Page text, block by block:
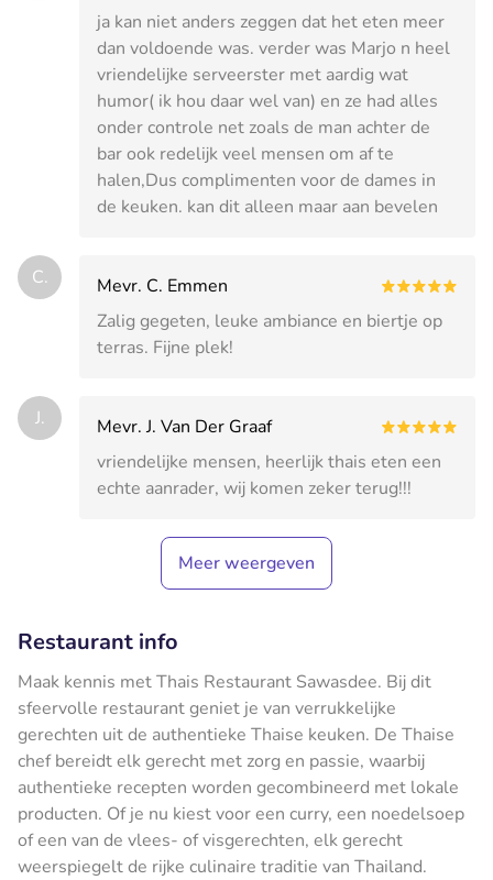
ja kan niet anders zeggen dat het eten meer
dan voldoende was. verder was Marjo n heel
vriendelijke serveerster met aardig wat
humor( ik hou daar wel van) en ze had alles
onder controle net zoals de man achter de
bar ook redelijk veel mensen om af te
halen,Dus complimenten voor de dames in
de keuken. kan dit alleen maar aan bevelen
C.
Mevr. C. Emmen
Zalig gegeten, leuke ambiance en biertje op
terras. Fijne plek!
J.
Mevr. J. Van Der Graaf
vriendelijke mensen, heerlijk thais eten een
echte aanrader, wij komen zeker terug!!!
Meer weergeven
Restaurant info
Maak kennis met Thais Restaurant Sawasdee. Bij dit
sfeervolle restaurant geniet je van verrukkelijke
gerechten uit de authentieke Thaise keuken. De Thaise
chef bereidt elk gerecht met zorg en passie, waarbij
authentieke recepten worden gecombineerd met lokale
producten. Of je nu kiest voor een curry, een noedelsoep
of een van de vlees- of visgerechten, elk gerecht
weerspiegelt de rijke culinaire traditie van Thailand.